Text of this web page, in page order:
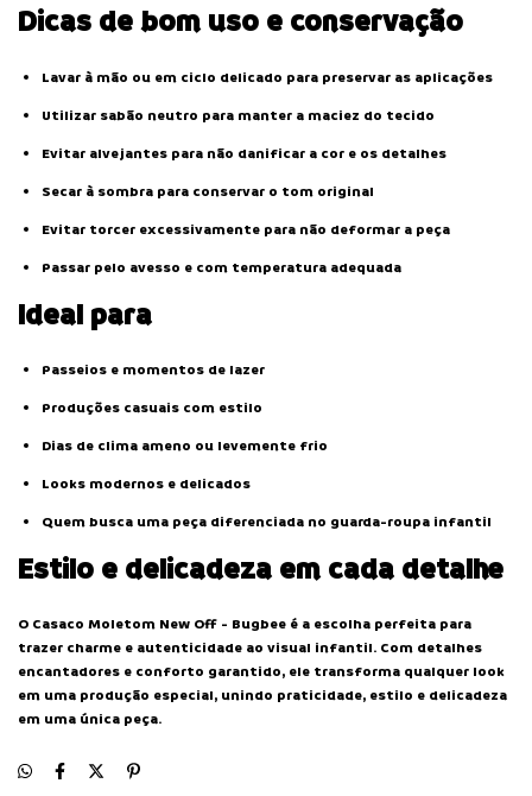
Dicas de bom uso e conservação
Lavar à mão ou em ciclo delicado para preservar as aplicações
Utilizar sabão neutro para manter a maciez do tecido
Evitar alvejantes para não danificar a cor e os detalhes
Secar à sombra para conservar o tom original
Evitar torcer excessivamente para não deformar a peça
Passar pelo avesso e com temperatura adequada
Ideal para
Passeios e momentos de lazer
Produções casuais com estilo
Dias de clima ameno ou levemente frio
Looks modernos e delicados
Quem busca uma peça diferenciada no guarda-roupa infantil
Estilo e delicadeza em cada detalhe
O Casaco Moletom New Off - Bugbee é a escolha perfeita para
trazer charme e autenticidade ao visual infantil. Com detalhes
encantadores e conforto garantido, ele transforma qualquer look
em uma produção especial, unindo praticidade, estilo e delicadeza
em uma única peça.